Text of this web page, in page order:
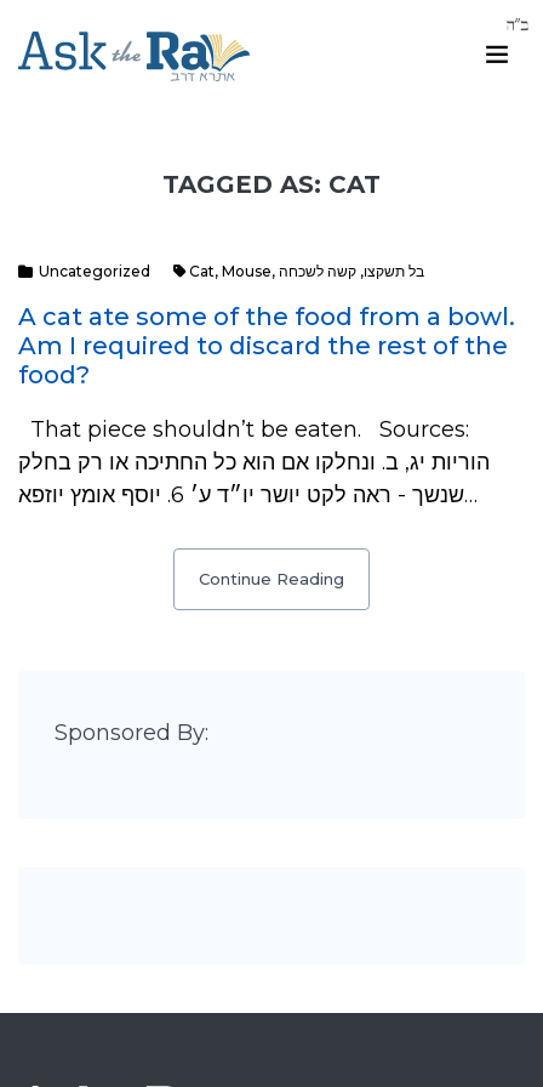
TAGGED AS: CAT
Uncategorized Cat, Mouse, בל תשקצו, קשה לשכחה
A cat ate some of the food from a bowl.
Am I required to discard the rest of the
food?
That piece shouldn’t be eaten. Sources:
הוריות יג, ב. ונחלקו אם הוא כל החתיכה או רק בחלק
שנשך - ראה לקט יושר יו״ד ע׳ 6. יוסף אומץ יוזפא…
Continue Reading
Sponsored By: